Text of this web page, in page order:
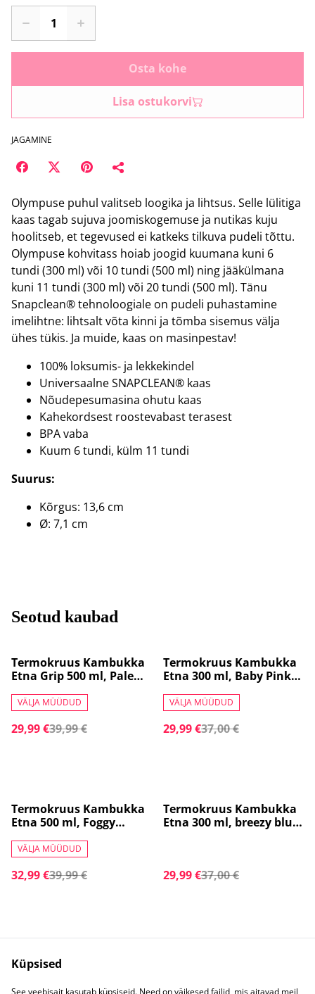
Osta kohe
Lisa ostukorvi
JAGAMINE
Olympuse puhul valitseb loogika ja lihtsus. Selle lülitiga
kaas tagab sujuva joomiskogemuse ja nutikas kuju
hoolitseb, et tegevused ei katkeks tilkuva pudeli tõttu.
Olympuse kohvitass hoiab joogid kuumana kuni 6
tundi (300 ml) või 10 tundi (500 ml) ning jääkülmana
kuni 11 tundi (300 ml) või 20 tundi (500 ml). Tänu
Snapclean® tehnoloogiale on pudeli puhastamine
imelihtne: lihtsalt võta kinni ja tõmba sisemus välja
ühes tükis. Ja muide, kaas on masinpestav!
100% loksumis- ja lekkekindel
Universaalne SNAPCLEAN® kaas
Nõudepesumasina ohutu kaas
Kahekordsest roostevabast terasest
BPA vaba
Kuum 6 tundi, külm 11 tundi
Suurus:
Kõrgus: 13,6 cm
Ø: 7,1 cm
Seotud kaubad
%
Termokruus Kambukka
Etna Grip 500 ml, Pale
VÄLJA MÜÜDUD
29,99 €39,99 €
%
Termokruus Kambukka
Etna 300 ml, Baby Pink,
VÄLJA MÜÜDUD
29,99 €37,00 €
%
Termokruus Kambukka
Etna 500 ml, Foggy
VÄLJA MÜÜDUD
32,99 €39,99 €
%
Termokruus Kambukka
Etna 300 ml, breezy blue
29,99 €37,00 €
Küpsised
See veebisait kasutab küpsiseid. Need on väikesed failid, mis aitavad meil